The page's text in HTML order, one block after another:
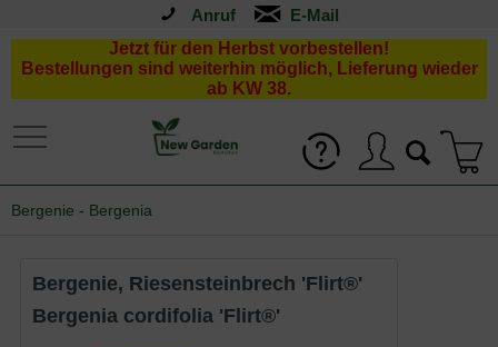
Anruf
Jetzt für den Herbst vorbestellen!
Bestellungen sind weiterhin möglich, Lieferung wieder
ab KW 38.
Bergenie - Bergenia
Bergenie, Riesensteinbrech 'Flirt®'
Bergenia cordifolia 'Flirt®'